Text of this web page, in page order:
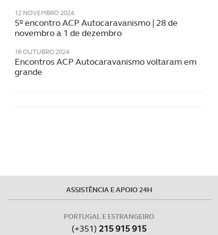
12 NOVEMBRO 2024
5º encontro ACP Autocaravanismo | 28 de
novembro a 1 de dezembro
16 OUTUBRO 2024
Encontros ACP Autocaravanismo voltaram em
grande
ASSISTÊNCIA E APOIO 24H
PORTUGAL E ESTRANGEIRO
(+351) 215 915 915